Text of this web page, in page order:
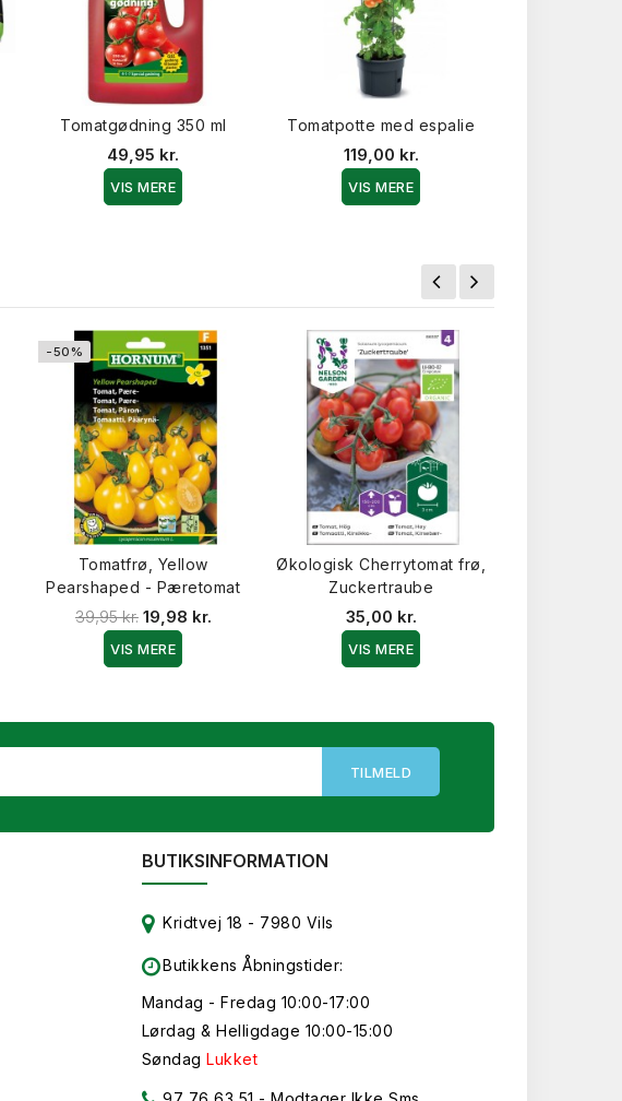
Tomatgødning 350 ml
49,95 kr.
VIS MERE
Tomatpotte med espalie
119,00 kr.
VIS MERE
-50%
Tomatfrø, Yellow
Pearshaped - Pæretomat
39,95 kr. 19,98 kr.
VIS MERE
Økologisk Cherrytomat frø,
Zuckertraube
35,00 kr.
VIS MERE
BUTIKSINFORMATION
Kridtvej 18 - 7980 Vils
Butikkens Åbningstider:
Mandag - Fredag 10:00-17:00
Lørdag & Helligdage 10:00-15:00
SøndagLukket